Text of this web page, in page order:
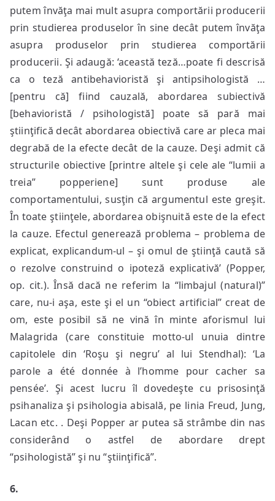
putem învăţa mai mult asupra comportării producerii
prin studierea produselor în sine decât putem învăţa
asupra produselor prin studierea comportării
producerii. Şi adaugă: ‘această teză…poate fi descrisă
ca o teză antibehavioristă şi antipsihologistă …
[pentru că] fiind cauzală, abordarea subiectivă
[behavioristă / psihologistă] poate să pară mai
ştiinţifică decât abordarea obiectivă care ar pleca mai
degrabă de la efecte decât de la cauze. Deşi admit că
structurile obiective [printre altele şi cele ale “lumii a
treia” popperiene] sunt produse ale
comportamentului, susţin că argumentul este greşit.
În toate ştiinţele, abordarea obişnuită este de la efect
la cauze. Efectul generează problema – problema de
explicat, explicandum-ul – şi omul de ştiinţă caută să
o rezolve construind o ipoteză explicativă’ (Popper,
op. cit.). Însă dacă ne referim la “limbajul (natural)”
care, nu-i aşa, este şi el un “obiect artificial” creat de
om, este posibil să ne vină în minte aforismul lui
Malagrida (care constituie motto-ul unuia dintre
capitolele din ‘Roşu şi negru’ al lui Stendhal): ‘La
parole a été donnée à l’homme pour cacher sa
pensée’. Şi acest lucru îl dovedeşte cu prisosinţă
psihanaliza şi psihologia abisală, pe linia Freud, Jung,
Lacan etc. . Deşi Popper ar putea să strâmbe din nas
considerând o astfel de abordare drept
“psihologistă” şi nu “ştiinţifică”.
6.